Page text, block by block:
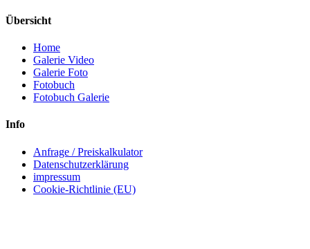
Übersicht
Home
Galerie Video
Galerie Foto
Fotobuch
Fotobuch Galerie
Info
Anfrage / Preiskalkulator
Datenschutzerklärung
impressum
Cookie-Richtlinie (EU)